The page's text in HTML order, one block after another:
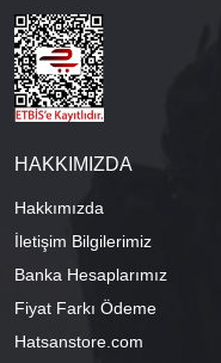
HAKKIMIZDA
Hakkımızda
İletişim Bilgilerimiz
Banka Hesaplarımız
Fiyat Farkı Ödeme
Hatsanstore.com